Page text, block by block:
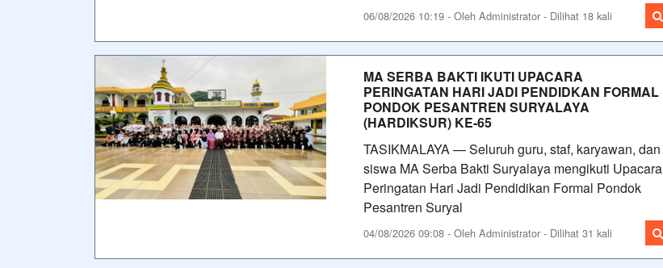
06/08/2026 10:19 - Oleh Administrator - Dilihat 18 kali
MA SERBA BAKTI IKUTI UPACARA
PERINGATAN HARI JADI PENDIDKAN FORMAL
PONDOK PESANTREN SURYALAYA
(HARDIKSUR) KE-65
TASIKMALAYA — Seluruh guru, staf, karyawan, dan
siswa MA Serba Bakti Suryalaya mengikuti Upacara
Peringatan Hari Jadi Pendidikan Formal Pondok
Pesantren Suryal
04/08/2026 09:08 - Oleh Administrator - Dilihat 31 kali